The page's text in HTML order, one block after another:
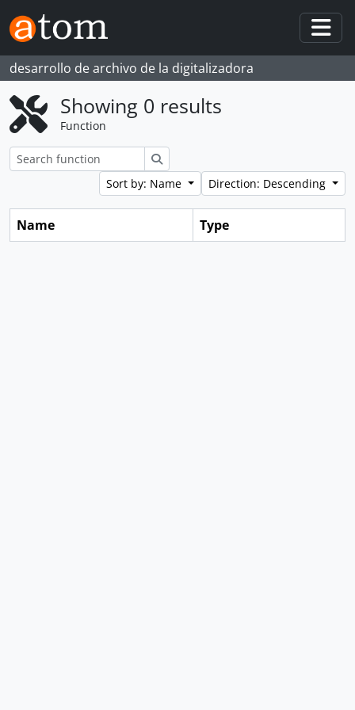
Skip to main content
desarrollo de archivo de la digitalizadora
Showing 0 results
Function
Sort by: Name
Direction: Descending
Name Type